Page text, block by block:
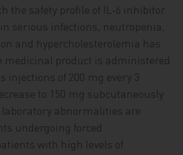
the safety profile of IL‑6 inhibitor.
serious infections, neutropenia,
and hypercholesterolemia has
medicinal product is administered
injections of 200 mg every 3
to 150 mg subcutaneously
laboratory abnormalities are
undergoing forced
with high levels of